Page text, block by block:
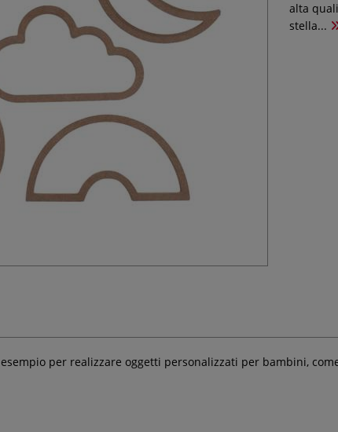
alta
stella...
per realizzare oggetti personalizzati per bambini,